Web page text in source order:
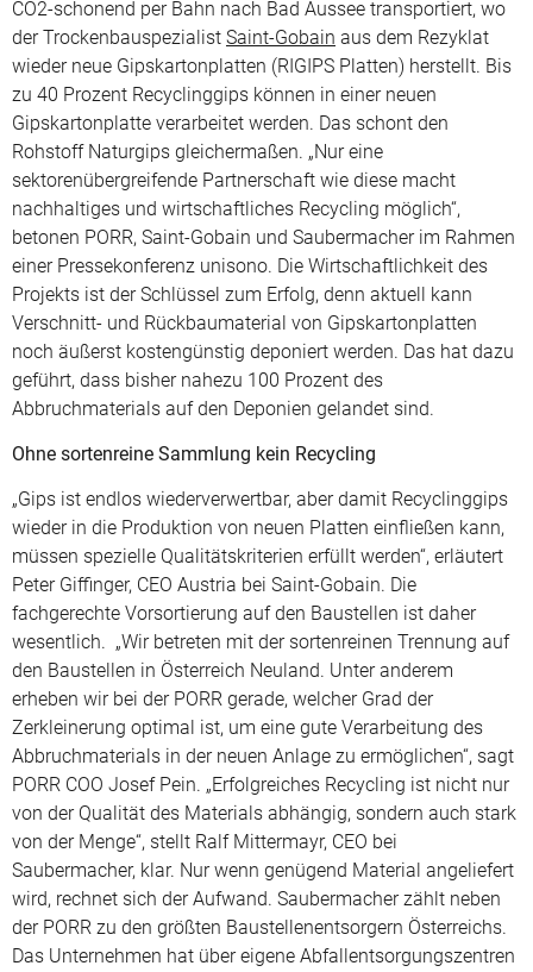
CO2-schonend per Bahn nach Bad Aussee transportiert, wo
der Trockenbauspezialist Saint-Gobain aus dem Rezyklat
wieder neue Gipskartonplatten (RIGIPS Platten) herstellt. Bis
zu 40 Prozent Recyclinggips können in einer neuen
Gipskartonplatte verarbeitet werden. Das schont den
Rohstoff Naturgips gleichermaßen. „Nur eine
sektorenübergreifende Partnerschaft wie diese macht
nachhaltiges und wirtschaftliches Recycling möglich“,
betonen PORR, Saint-Gobain und Saubermacher im Rahmen
einer Pressekonferenz unisono. Die Wirtschaftlichkeit des
Projekts ist der Schlüssel zum Erfolg, denn aktuell kann
Verschnitt- und Rückbaumaterial von Gipskartonplatten
noch äußerst kostengünstig deponiert werden. Das hat dazu
geführt, dass bisher nahezu 100 Prozent des
Abbruchmaterials auf den Deponien gelandet sind.
Ohne sortenreine Sammlung kein Recycling
„Gips ist endlos wiederverwertbar, aber damit Recyclinggips
wieder in die Produktion von neuen Platten einfließen kann,
müssen spezielle Qualitätskriterien erfüllt werden“, erläutert
Peter Giffinger, CEO Austria bei Saint-Gobain. Die
fachgerechte Vorsortierung auf den Baustellen ist daher
wesentlich. „Wir betreten mit der sortenreinen Trennung auf
den Baustellen in Österreich Neuland. Unter anderem
erheben wir bei der PORR gerade, welcher Grad der
Zerkleinerung optimal ist, um eine gute Verarbeitung des
Abbruchmaterials in der neuen Anlage zu ermöglichen“, sagt
PORR COO Josef Pein. „Erfolgreiches Recycling ist nicht nur
von der Qualität des Materials abhängig, sondern auch stark
von der Menge“, stellt Ralf Mittermayr, CEO bei
Saubermacher, klar. Nur wenn genügend Material angeliefert
wird, rechnet sich der Aufwand. Saubermacher zählt neben
der PORR zu den größten Baustellenentsorgern Österreichs.
Das Unternehmen hat über eigene Abfallentsorgungszentren